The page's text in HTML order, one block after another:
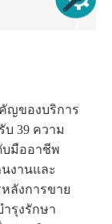
ญของบริการ
บ 39 ความ
บมืออาชีพ
งานและ
ลังการขาย
รุงรักษา